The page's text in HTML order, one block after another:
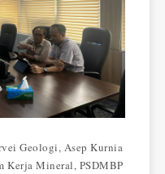
Geologi, Asep Kurnia
Kerja Mineral, PSDMBP